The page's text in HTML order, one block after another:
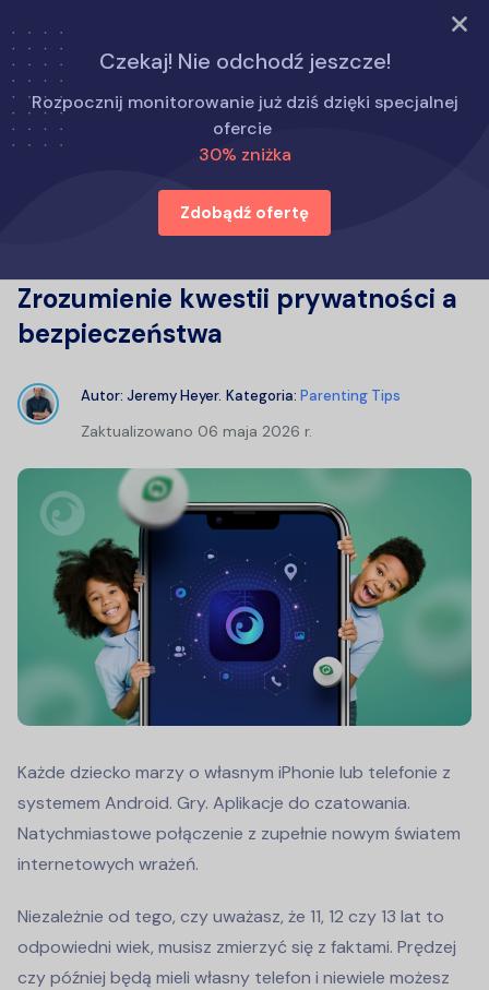
WYPRÓBUJ TERAZ
Czekaj! Nie odchodź jeszcze!
Rozpocznij monitorowanie już dziś dzięki specjalnej
ofercie
30% zniżka
Zdobądź ofertę
Strona główna
Porady dla rodziców
Czy rodzice mają prawo przeglądać Twój telefon?
Zrozumienie kwestii prywatności a bezpieczeństwa
Czy rodzice mają prawo
Zrozumienie kwestii prywatności a
bezpieczeństwa
Autor: Jeremy Heyer. Kategoria: Parenting Tips
Zaktualizowano 06 maja 2026 r.
Każde dziecko marzy o własnym iPhonie lub telefonie z
systemem Android. Gry. Aplikacje do czatowania.
Natychmiastowe połączenie z zupełnie nowym światem
internetowych wrażeń.
Niezależnie od tego, czy uważasz, że 11, 12 czy 13 lat to
odpowiedni wiek, musisz zmierzyć się z faktami. Prędzej
czy później będą mieli własny telefon i niewiele możesz